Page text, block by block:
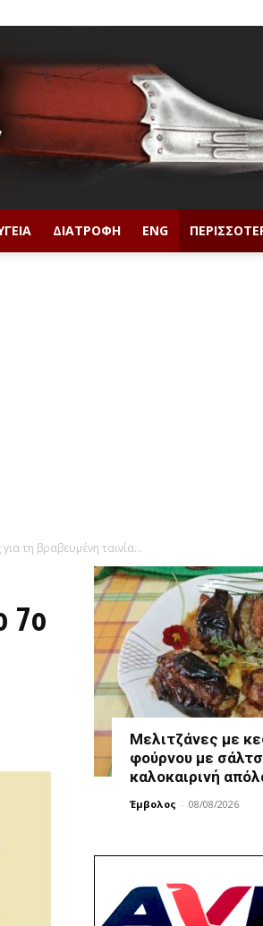
ΔΙΑΤΡΟΦΉ ENG
τη βραβευμένη ταινία...
7ο
Μελιτζάνες με
φούρνου με
καλοκαιρινή
Έμβολος - 08/08/2026